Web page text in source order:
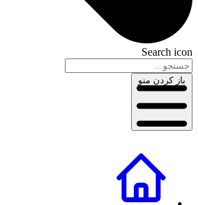
Search icon
باز کردن منو